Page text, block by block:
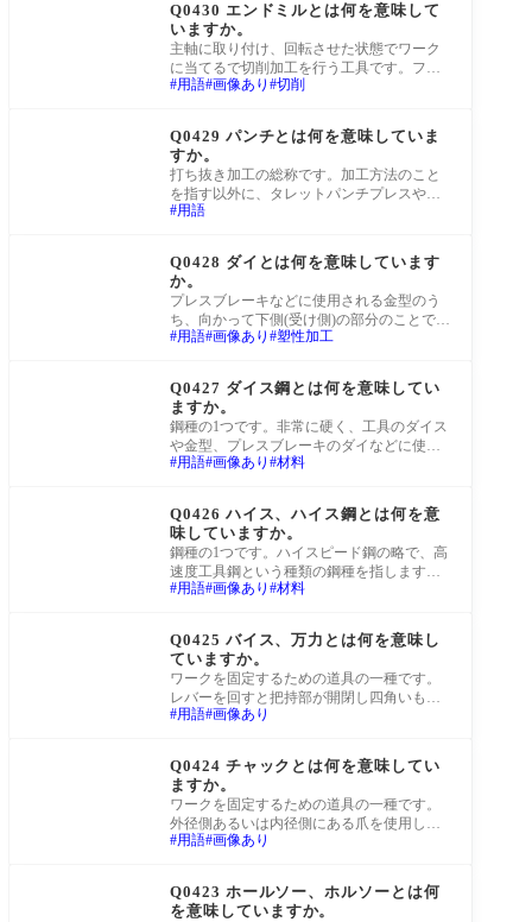
Q0430 エンドミルとは何を意味して
いますか。
主軸に取り付け、回転させた状態でワーク
に当てるで切削加工を行う工具です。フラ
イス盤やマシニングセンタなどで使用され
用語 画像あり 切削
Q0429 パンチとは何を意味していま
すか。
打ち抜き加工の総称です。加工方法のこと
を指す以外に、タレットパンチプレスやプ
レスブレーキで使用される金型のうち、向
用語
Q0428 ダイとは何を意味しています
か。
プレスブレーキなどに使用される金型のう
ち、向かって下側(受け側)の部分のことで
す。
用語 画像あり 塑性加工
Q0427 ダイス鋼とは何を意味してい
ますか。
鋼種の1つです。非常に硬く、工具のダイス
や金型、プレスブレーキのダイなどに使用
されます。
用語 画像あり 材料
Q0426 ハイス、ハイス鋼とは何を意
味していますか。
鋼種の1つです。ハイスピード鋼の略で、高
速度工具鋼という種類の鋼種を指します。
非常に硬いため、エンドミルやタップなど
用語 画像あり 材料
Q0425 バイス、万力とは何を意味し
ていますか。
ワークを固定するための道具の一種です。
レバーを回すと把持部が開閉し四角いもの
の固定によく使用されます。 https://youtu.be/
用語 画像あり
Q0424 チャックとは何を意味してい
ますか。
ワークを固定するための道具の一種です。
外径側あるいは内径側にある爪を使用し
て、径方向に力を加えてワークを固定しま
用語 画像あり
Q0423 ホールソー、ホルソーとは何
を意味していますか。